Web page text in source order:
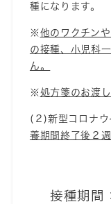
種になります。
※ 他のワクチン
の接種、小児科
ん。
※ 処方箋のお渡
(２)新型コロナウ
養期間終了後２
接種期間